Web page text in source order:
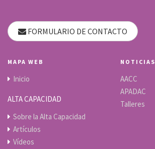
FORMULARIO DE CONTACTO
MAPA WEB
Inicio
ALTA CAPACIDAD
Sobre la Alta Capacidad
Artículos
Vídeos
NOTICIAS
AACC
APADAC
Talleres